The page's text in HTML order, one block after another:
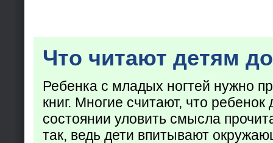
Что читают детям
Ребенка с младых ногтей нужно
книг. Многие считают, что ребенок
состоянии уловить смысла
так, ведь дети впитывают